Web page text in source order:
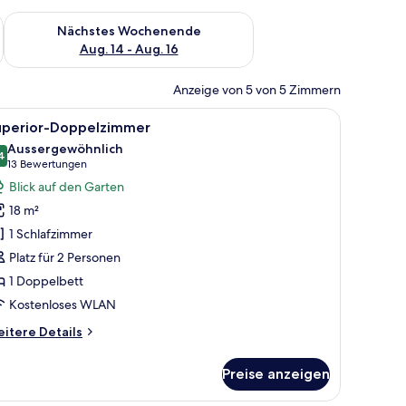
Aug. 7 - Aug. 9.
Nächstes Wochenende
Aug. 14 - Aug. 16
Überprüfe die Verfügbarkeit für nächstes Wochenende, Aug.
Anzeige von 5 von 5 Zimmern
Fernseher und einem Stadtbild an der Wand.Ein modernes Hotelzimmer mit Balkon,
1 Doppelzimmer
von 10
Aussergewöhnlich
13 Bewertungen
(13
Bewertungen)
Blick auf den Garten
18 m²
1 Schlafzimmer
Platz für 2 Personen
1 Doppelbett
Kostenloses WLAN
Details
Preise anzeigen